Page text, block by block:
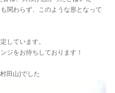
関わらず、このような形となって
しています。
ジをお待ちしております！
田山)でした